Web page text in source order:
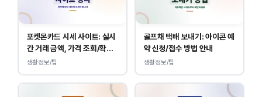
포켓몬카드 시세 사이트: 실시
간 거래 금액, 가격 조회/확인
바로가기
생활정보/팁
골프채 택배 보내기: 아이콘 예
약 신청/접수 방법 안내
생활정보/팁